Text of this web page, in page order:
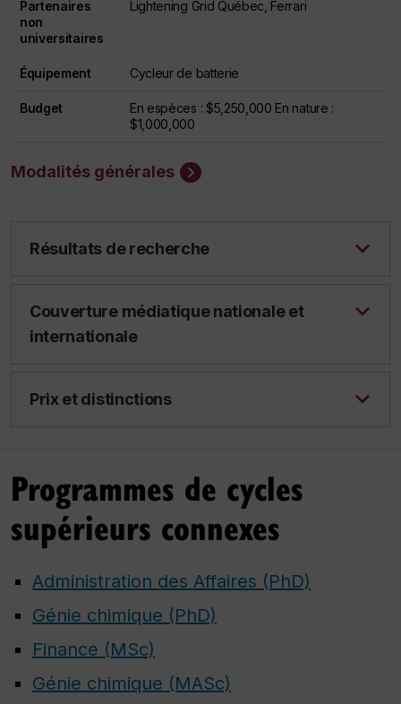
Partenaires
non
universitaires
Lightening Grid Québec, Ferrari
Équipement Cycleur de batterie
Budget
En espèces : $5,250,000 En nature :
$1,000,000
Modalités générales
Résultats de recherche
Couverture médiatique nationale et
internationale
Prix et distinctions
Programmes de cycles
supérieurs connexes
Administration des Affaires (PhD)
Génie chimique (PhD)
Finance (MSc)
Génie chimique (MASc)